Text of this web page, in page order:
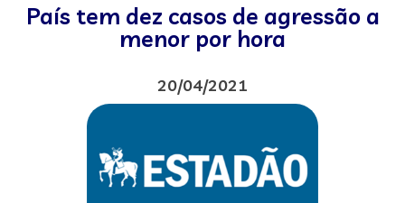
País tem dez casos de agressão a
menor por hora
20/04/2021